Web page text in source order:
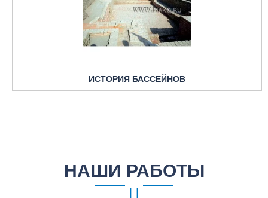
ИСТОРИЯ БАССЕЙНОВ
НАШИ РАБОТЫ